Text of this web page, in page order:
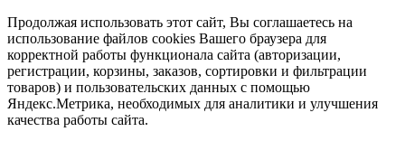
Продолжая использовать этот сайт, Вы соглашаетесь на
использование файлов cookies Вашего браузера для
корректной работы функционала сайта (авторизации,
регистрации, корзины, заказов, сортировки и фильтрации
товаров) и пользовательских данных с помощью
Яндекс.Метрика, необходимых для аналитики и улучшения
качества работы сайта.